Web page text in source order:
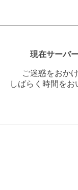
現在サーバ
ご迷惑をおか
しばらく時間を